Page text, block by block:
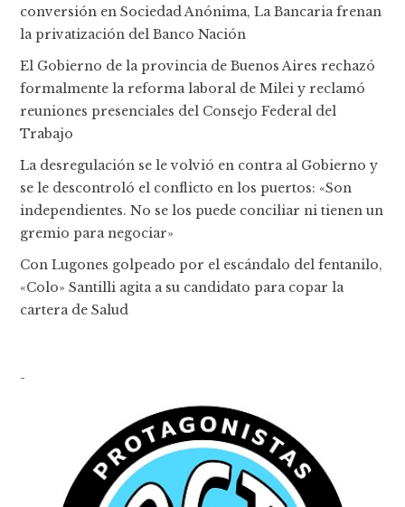
conversión en Sociedad Anónima, La Bancaria frenan
la privatización del Banco Nación
El Gobierno de la provincia de Buenos Aires rechazó
formalmente la reforma laboral de Milei y reclamó
reuniones presenciales del Consejo Federal del
Trabajo
La desregulación se le volvió en contra al Gobierno y
se le descontroló el conflicto en los puertos: «Son
independientes. No se los puede conciliar ni tienen un
gremio para negociar»
Con Lugones golpeado por el escándalo del fentanilo,
«Colo» Santilli agita a su candidato para copar la
cartera de Salud
-